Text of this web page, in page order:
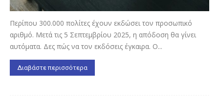
Περίπου 300.000 πολίτες έχουν εκδώσει τον προσωπικό
αριθμό. Μετά τις 5 Σεπτεμβρίου 2025, η απόδοση θα γίνει
αυτόματα. Δες πώς να τον εκδόσεις έγκαιρα. Ο...
Διαβάστε περισσότερα